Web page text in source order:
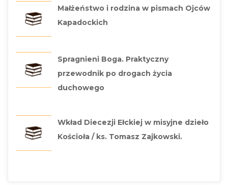
Małżeństwo i rodzina w pismach Ojców
Kapadockich
Spragnieni Boga. Praktyczny
przewodnik po drogach życia
duchowego
Wkład Diecezji Ełckiej w misyjne dzieło
Kościoła / ks. Tomasz Zajkowski.